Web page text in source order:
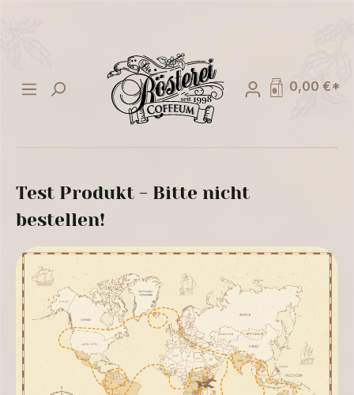
0,00 €*
Test Produkt - Bitte nicht
bestellen!